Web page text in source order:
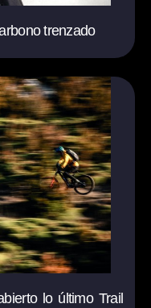
trenzado
lo último Trail